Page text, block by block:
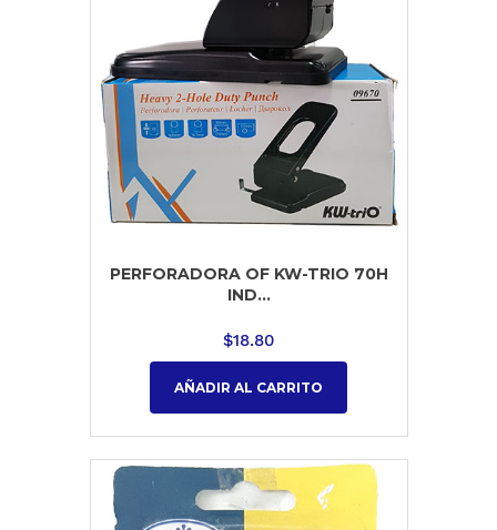
PERFORADORA OF KW-TRIO 70H
IND...
$18.80
AÑADIR AL CARRITO